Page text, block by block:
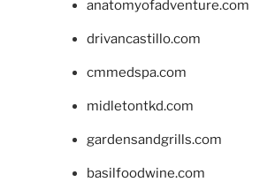
anatomyofadventure.com
drivancastillo.com
cmmedspa.com
midletontkd.com
gardensandgrills.com
basilfoodwine.com